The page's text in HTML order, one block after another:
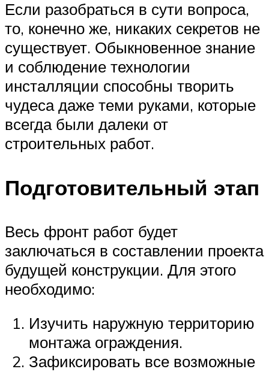
Если разобраться в сути вопроса,
то, конечно же, никаких секретов не
существует. Обыкновенное знание
и соблюдение технологии
инсталляции способны творить
чудеса даже теми руками, которые
всегда были далеки от
строительных работ.
Подготовительный этап
Весь фронт работ будет
заключаться в составлении проекта
будущей конструкции. Для этого
необходимо:
Изучить наружную территорию
монтажа ограждения.
Зафиксировать все возможные